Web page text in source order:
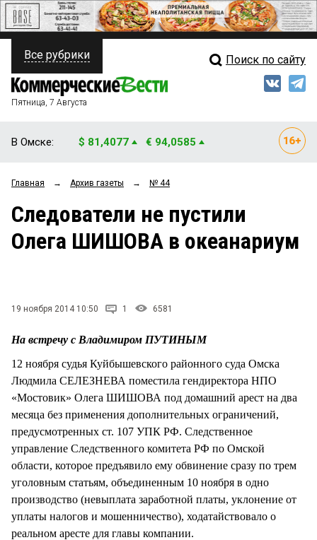
ПОЛИТИКА
ФИНАНСЫ
ОБЩЕСТВО
ЗАКОН
НОВОСТИ КОМПАНИЙ
СТИЛЬ ЖИЗНИ
Свежий выпуск
Рейтинги
Блоги
Все рубрики Поиск по сайту
Пятница, 7 Августа
В Омске: $ 81,4077 € 94,0585
Главная → Архив газеты → № 44
Следователи не пустили
Олега ШИШОВА в океанариум
19 ноября 2014 10:50 1 6581
На встречу с Владимиром ПУТИНЫМ
12 ноября судья Куйбышевского районного суда Омска
Людмила СЕЛЕЗНЕВА поместила гендиректора НПО
«Мостовик» Олега ШИШОВА под домашний арест на два
месяца без применения дополнительных ограничений,
предусмотренных ст. 107 УПК РФ. Следственное
управление Следственного комитета РФ по Омской
области, которое предъявило ему обвинение сразу по трем
уголовным статьям, объединенным 10 ноября в одно
производство (невыплата заработной платы, уклонение от
уплаты налогов и мошенничество), ходатайствовало о
реальном аресте для главы компании.